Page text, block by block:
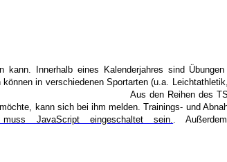
Innerhalb eines Kalenderjahres sind
in verschiedenen Sportarten (u.a.
gesetzt. Aus den Reihen des
kann sich bei ihm melden.Trainings- und
JavaScript eingeschaltet sein. .